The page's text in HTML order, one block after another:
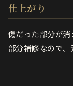
仕上がり
傷だった部分が消
部分補修なので、